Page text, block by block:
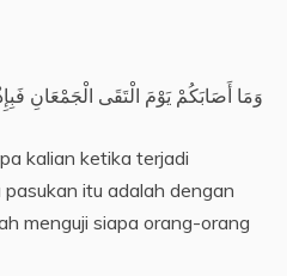
وَمَا أَصَابَكُمْ يَوْمَ الْتَقَى الْجَمْعَانِ
kalian ketika terjadi
itu adalah dengan
menguji siapa orang-orang